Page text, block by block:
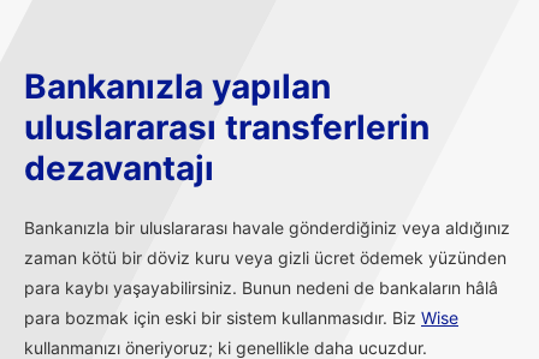
Bankanızla yapılan
uluslararası transferlerin
dezavantajı
Bankanızla bir uluslararası havale gönderdiğiniz veya aldığınız
zaman kötü bir döviz kuru veya gizli ücret ödemek yüzünden
para kaybı yaşayabilirsiniz. Bunun nedeni de bankaların hâlâ
para bozmak için eski bir sistem kullanmasıdır. Biz Wise
kullanmanızı öneriyoruz; ki genellikle daha ucuzdur.